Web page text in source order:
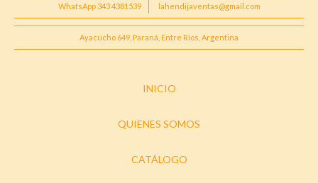
WhatsApp 343 4381539 lahendijaventas@gmail.com
Ayacucho 649, Paraná, Entre Ríos, Argentina
INICIO
QUIENES SOMOS
CATÁLOGO